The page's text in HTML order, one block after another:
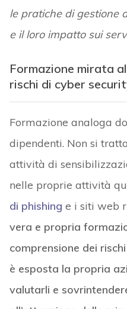
le pratiche di gestione
e il loro impatto sui
Formazione mirata
rischi di cyber
Formazione analoga
dipendenti. Non si
attività di
nelle proprie attività
di phishing e i siti web
vera e propria
comprensione dei
è esposta la propria
valutarli e